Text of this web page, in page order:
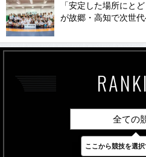
「安定した場所にと
が故郷・高知で次世
全ての
最新 24時
ここから競技を選